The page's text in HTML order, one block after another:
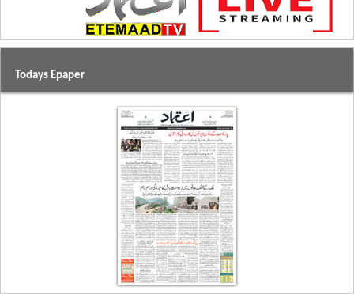
Todays Epaper